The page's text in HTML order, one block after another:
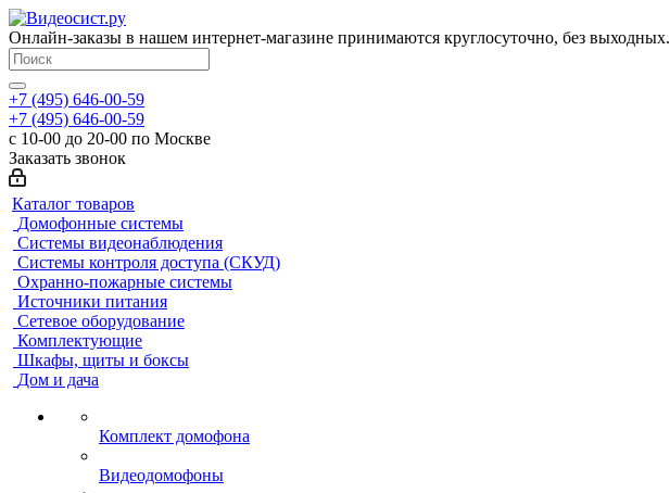
Онлайн-заказы в нашем интернет-магазине принимаются круглосуточно, без выходных.
+7 (495) 646-00-59
+7 (495) 646-00-59
с 10-00 до 20-00 по Москве
Заказать звонок
Каталог товаров
Домофонные системы
Системы видеонаблюдения
Системы контроля доступа (СКУД)
Охранно-пожарные системы
Источники питания
Сетевое оборудование
Комплектующие
Шкафы, щиты и боксы
Дом и дача
Комплект домофона
Видеодомофоны